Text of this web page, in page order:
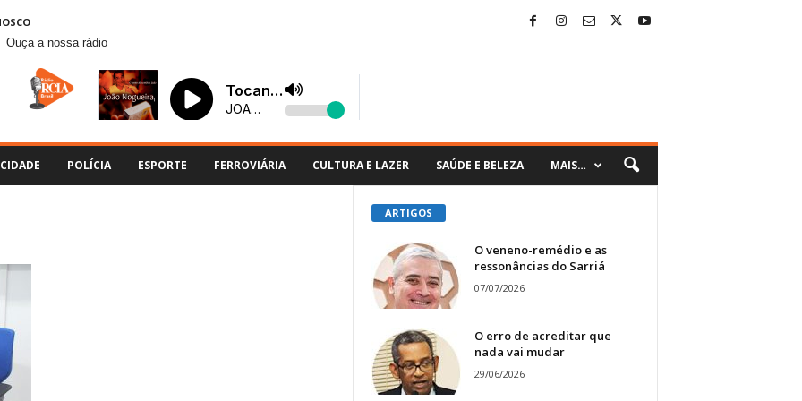
Ouça a nossa rádio
CIDADE POLÍCIA ESPORTE FERROVIÁRIA CULTURA E LAZER SAÚDE E BELEZA MAIS…
ARTIGOS
O veneno-remédio e as
ressonâncias do Sarriá
07/07/2026
O erro de acreditar que
nada vai mudar
29/06/2026